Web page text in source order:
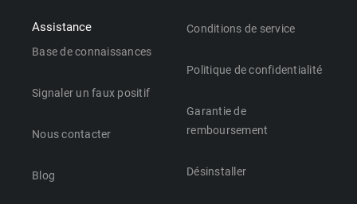
Assistance
Base de connaissances
Signaler un faux positif
Nous contacter
Blog
Conditions de service
Politique de confidentialité
Garantie de
remboursement
Désinstaller